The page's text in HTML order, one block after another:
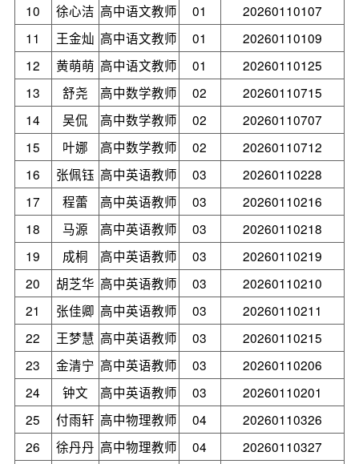
10
徐心洁 高中语文教师 01
20260110107
11
王金灿 高中语文教师 01
20260110109
12
黄萌萌 高中语文教师 01
20260110125
13
舒尧 高中数学教师 02
20260110715
14
吴侃 高中数学教师 02
20260110707
15
叶娜 高中数学教师 02
20260110712
16
张佩钰 高中英语教师 03
20260110228
17
程蕾 高中英语教师 03
20260110216
18
马源 高中英语教师 03
20260110218
19
成桐 高中英语教师 03
20260110219
20
胡芝华 高中英语教师 03
20260110210
21
张佳卿 高中英语教师 03
20260110211
22
王梦慧 高中英语教师 03
20260110215
23
金清宁 高中英语教师 03
20260110206
24
钟文 高中英语教师 03
20260110201
25
付雨轩 高中物理教师 04
20260110326
26
徐丹丹 高中物理教师 04
20260110327